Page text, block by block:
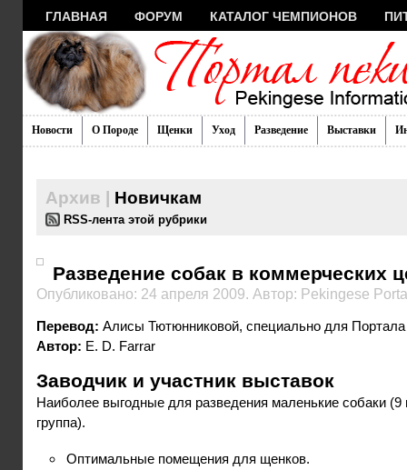
ГЛАВНАЯ ФОРУМ КАТАЛОГ ЧЕМПИОНОВ
Новости О Породе Щенки Уход Разведение Выставки
Архив | Новичкам
RSS-лента этой рубрики
Разведение собак в коммерческих
Опубликовано: 24 апреля 2009. Автор: Pekingese
Перевод: Алисы Тютюнниковой, специально для
Автор: E. D. Farrar
Заводчик и участник выставок
Наиболее выгодные для разведения маленькие собаки (9
группа).
Оптимальные помещения для щенков.